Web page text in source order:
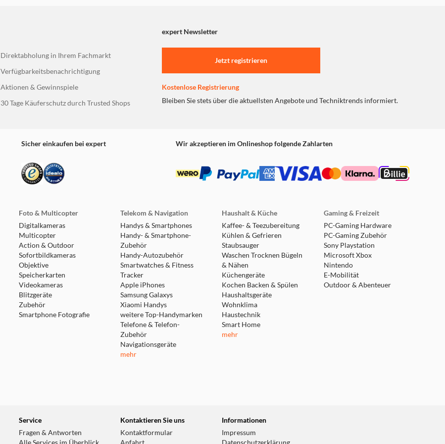
expert Newsletter
Direktabholung in Ihrem Fachmarkt
Verfügbarkeitsbenachrichtigung
Aktionen & Gewinnspiele
30 Tage Käuferschutz durch Trusted Shops
Jetzt registrieren
Kostenlose Registrierung
Bleiben Sie stets über die aktuellsten Angebote und Techniktrends informiert.
Sicher einkaufen bei expert Wir akzeptieren im Onlineshop folgende Zahlarten
Foto & Multicopter
Digitalkameras
Multicopter
Action & Outdoor
Sofortbildkameras
Objektive
Speicherkarten
Videokameras
Blitzgeräte
Zubehör
Smartphone Fotografie
Telekom & Navigation
Handys & Smartphones
Handy- & Smartphone-
Zubehör
Handy-Autozubehör
Smartwatches & Fitness
Tracker
Apple iPhones
Samsung Galaxys
Xiaomi Handys
weitere Top-Handymarken
Telefone & Telefon-
Zubehör
Navigationsgeräte
mehr
Haushalt & Küche
Kaffee- & Teezubereitung
Kühlen & Gefrieren
Staubsauger
Waschen Trocknen Bügeln
& Nähen
Küchengeräte
Kochen Backen & Spülen
Haushaltsgeräte
Wohnklima
Haustechnik
Smart Home
mehr
Gaming & Freizeit
PC-Gaming Hardware
PC-Gaming Zubehör
Sony Playstation
Microsoft Xbox
Nintendo
E-Mobilität
Outdoor & Abenteuer
Service
Fragen & Antworten
Kontaktieren Sie uns
Kontaktformular
Informationen
Impressum